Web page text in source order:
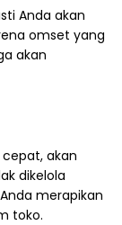
Anda akan
omset yang
akan
akan
dikelola
merapikan
toko.